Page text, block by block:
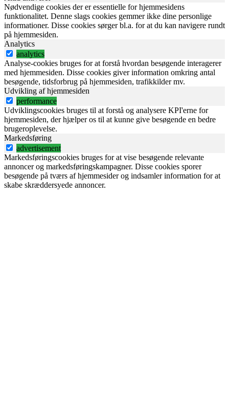
Nødvendige cookies der er essentielle for hjemmesidens
funktionalitet. Denne slags cookies gemmer ikke dine personlige
informationer. Disse cookies sørger bl.a. for at du kan navigere rundt
på hjemmesiden.
Analytics
analytics
Analyse-cookies bruges for at forstå hvordan besøgende interagerer
med hjemmesiden. Disse cookies giver information omkring antal
besøgende, tidsforbrug på hjemmesiden, trafikkilder mv.
Udvikling af hjemmesiden
performance
Udviklingscookies bruges til at forstå og analysere KPI'erne for
hjemmesiden, der hjælper os til at kunne give besøgende en bedre
brugeroplevelse.
Markedsføring
advertisement
Markedsføringscookies bruges for at vise besøgende relevante
annoncer og markedsføringskampagner. Disse cookies sporer
besøgende på tværs af hjemmesider og indsamler information for at
skabe skræddersyede annoncer.